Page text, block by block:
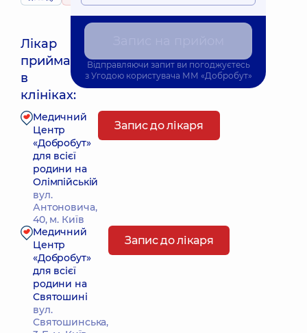
Лікар
приймає
в
клініках:
Найближчий час прийому: 26.08.2026 12:30
Медичний
Центр
«Добробут»
для всієї
родини на
Олімпійській
вул.
Антоновича,
40, м. Київ
Запис до лікаря
Медичний
Центр
«Добробут»
для всієї
родини на
Святошині
вул.
Святошинська,
Запис до лікаря
Відправляючи запит ви погоджуєтесь
з Угодою користувача ММ «Добробут»